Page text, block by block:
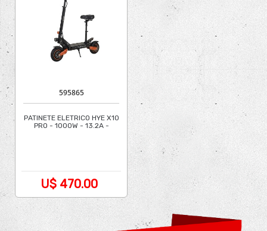
595865
PATINETE ELETRICO HYE X10
PRO - 1000W - 13.2A -
U$ 470.00